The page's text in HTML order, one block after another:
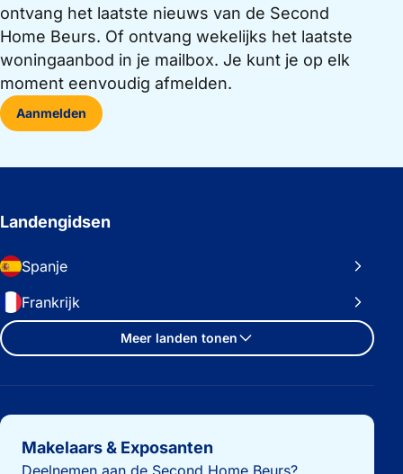
ontvang het laatste nieuws van de Second
Home Beurs. Of ontvang wekelijks het laatste
woningaanbod in je mailbox. Je kunt je op elk
moment eenvoudig afmelden.
Aanmelden
Landengidsen
Spanje
Frankrijk
Meer landen tonen
Belangrijke links
Makelaars & Exposanten
Deelnemen aan de Second Home Beurs?